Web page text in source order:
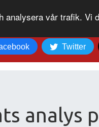
vår trafik. Vi
Twitter
analys